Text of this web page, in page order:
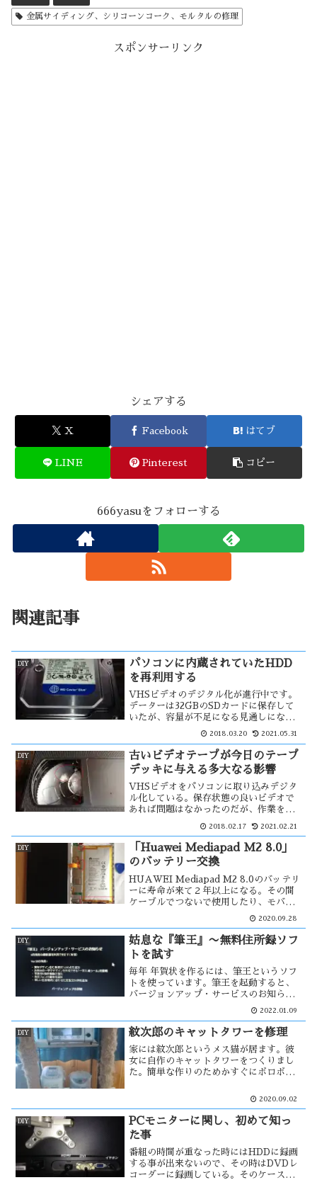
金属サイディング、シリコーンコーク、モルタルの修理
スポンサーリンク
シェアする
X Facebook はてブ
LINE Pinterest コピー
666yasuをフォローする
関連記事
DIY
パソコンに内蔵されていたHDD
を再利用する
VHSビデオのデジタル化が進行中です。
データーは32GBのSDカードに保存して
いたが、容量が不足になる見通しになっ
た。以前 パソコンから外して保管してい
たHDDを活用出来ないかと考え、これを
市販のHDDケースに入れて外付HDDと
して利用してみよう・・
2018.03.20 2021.05.31
DIY
古いビデオテープが今日のテープ
デッキに与える多大なる影響
VHSビデオをパソコンに取り込みデジタ
ル化している。保存状態の良いビデオで
あれば問題はなかったのだが、作業を進
目に晒せないビデオであったため、劣悪
な環境の場所に保管していた。そのため
か、テープにカビが生えていた。このカ
ビを・・
2018.02.17 2021.02.21
DIY
「Huawei Mediapad M2 8.0」
のバッテリー交換
HUAWEI Mediapad M2 8.0のバッテリ
ーに寿命が来て２年以上になる。その間
ケーブルでつないで使用したり、モバイ
ルバッテリーにつないでしのいで来た。
しかし、ついにバッテリーの膨張が始ま
った。そこで、バッテリーを自分で交換
してみる事にした。
2020.09.28
DIY
姑息な『筆王』〜無料住所録ソフ
トを試す
毎年 年賀状を作るには、筆王というソフ
トを使っています。筆王を起動すると、
バージョンアップ・サービスのお知らせ
のメッセージが届く様になった。バージ
ョンアップするつもりがないので消そう
と思ったが消せない様になっている。バ
ージョンアップしないと先に進めな
い・・
2022.01.09
DIY 紋次郎のキャットタワーを修理
家には紋次郎というメス猫が居ます。彼
女に自作のキャットタワーをつくりまし
た。簡単な作りのためかすぐにボロボロ
あります。そのキャットタワーの作りと
2020.09.02
DIY
PCモニターに関し、初めて知っ
た事
番組の時間が重なった時にはHDDに録画
する事が出来ないので、その時はDVDレ
コーダーに録画している。そのケースは